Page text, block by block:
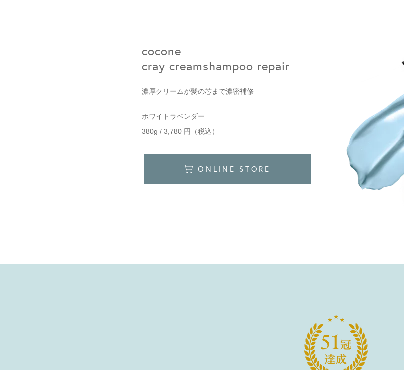
cocone
cray creamshampoo repair
濃厚クリームが髪の芯まで濃密補修
ホワイトラベンダー
380g / 3,780 円（税込）
ONLINE STORE